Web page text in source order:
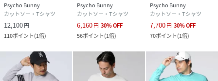
Psycho Bunny
カットソー・Tシャツ
12,100円
110ポイント(1倍)
Psycho Bunny
カットソー・Tシャツ
6,160円 30%OFF
56ポイント(1倍)
Psycho Bunny
カットソー・Tシャツ
7,700円 30%OFF
70ポイント(1倍)